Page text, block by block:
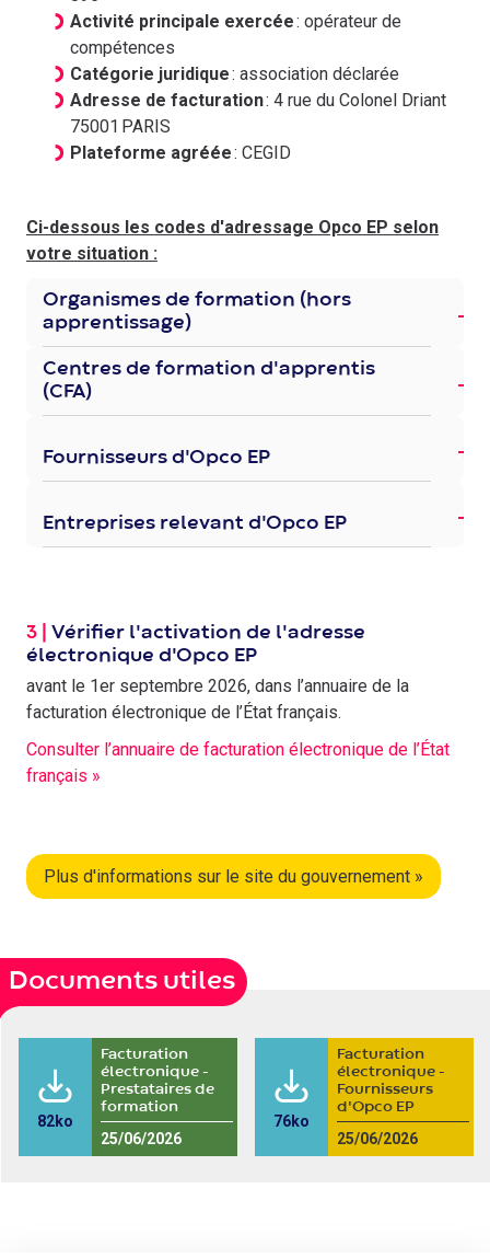
Activité principale exercée: opérateur de
compétences
Catégorie juridique: association déclarée
Adresse de facturation: 4 rue du Colonel Driant
75001 PARIS
Plateforme agréée: CEGID
Ci-dessous les codes d'adressage Opco EP selon
votre situation :
Organismes de formation (hors
apprentissage)
Centres de formation d'apprentis
(CFA)
Fournisseurs d'Opco EP
Entreprises relevant d'Opco EP
3 | Vérifier l'activation de l'adresse
électronique d'Opco EP
avant le 1er septembre 2026, dans l’annuaire de la
facturation électronique de l’État français.
Consulter l’annuaire de facturation électronique de l’État
français »
Plus d'informations sur le site du gouvernement »
Documents utiles
82ko
Facturation
électronique -
Prestataires de
formation
25/06/2026
76ko
Facturation
électronique -
Fournisseurs
d'Opco EP
25/06/2026